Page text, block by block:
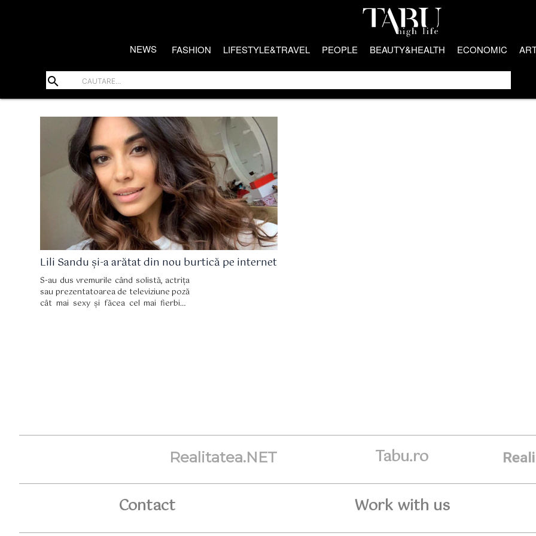
NEWS FASHION LIFESTYLE&TRAVEL PEOPLE BEAUTY&HEALTH ECONOMIC
search
Lili Sandu și-a arătat din nou burtică pe internet
S-au dus vremurile când solistă, actrița
sau prezentatoarea de televiziune poză
cât mai sexy și făcea cel mai fierbinți
Realitatea.NET Tabu.ro
Contact Work with us